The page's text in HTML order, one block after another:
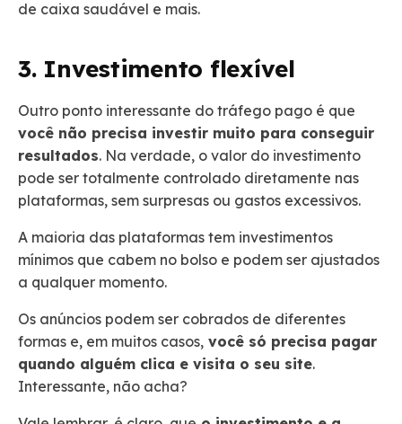
de caixa saudável e mais.
3. Investimento flexível
Outro ponto interessante do tráfego pago é que
você não precisa investir muito para conseguir
resultados. Na verdade, o valor do investimento
pode ser totalmente controlado diretamente nas
plataformas, sem surpresas ou gastos excessivos.
A maioria das plataformas tem investimentos
mínimos que cabem no bolso e podem ser ajustados
a qualquer momento.
Os anúncios podem ser cobrados de diferentes
formas e, em muitos casos, você só precisa pagar
quando alguém clica e visita o seu site.
Interessante, não acha?